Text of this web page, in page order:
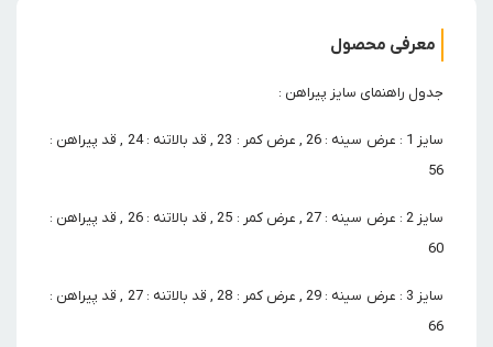
معرفی محصول
جدول راهنمای سایز پیراهن :
سایز 1 : عرض سینه : 26 , عرض کمر : 23 , قد بالاتنه : 24 , قد پیراهن :
56
سایز 2 : عرض سینه : 27 , عرض کمر : 25 , قد بالاتنه : 26 , قد پیراهن :
60
سایز 3 : عرض سینه : 29 , عرض کمر : 28 , قد بالاتنه : 27 , قد پیراهن :
66